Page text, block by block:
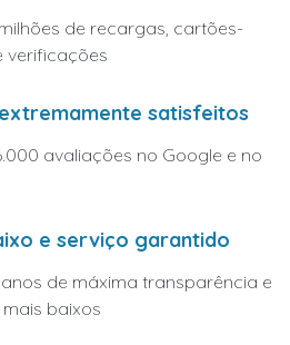
de recargas, cartões-
verificações
satisfeitos
avaliações no Google e no
e serviço garantido
de máxima transparência e
baixos